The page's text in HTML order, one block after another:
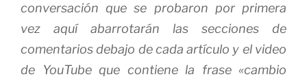
conversación que se probaron por primera
vez aquí abarrotarán las secciones de
comentarios debajo de cada artículo y el video
de YouTube que contiene la frase «cambio